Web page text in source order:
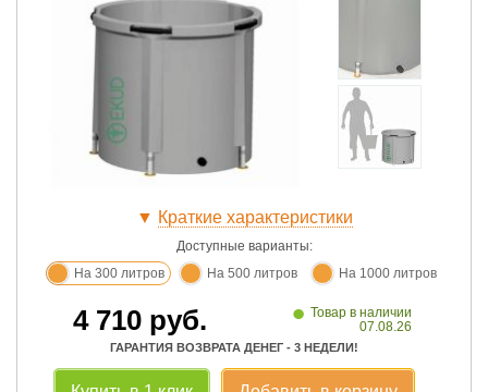
▼ Краткие характеристики
Доступные варианты:
На 300 литров
На 500 литров На 1000 литров
4 710 руб. • Товар в наличии
07.08.26
ГАРАНТИЯ ВОЗВРАТА ДЕНЕГ - 3 НЕДЕЛИ!